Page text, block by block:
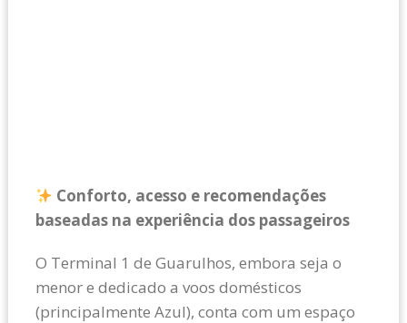
Conforto, acesso e recomendações
baseadas na experiência dos passageiros
O Terminal 1 de Guarulhos, embora seja o
menor e dedicado a voos domésticos
(principalmente Azul), conta com um espaço